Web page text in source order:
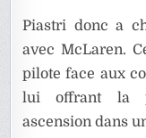
Piastri donc a
avec McLaren.
pilote face aux
lui offrant la
ascension dans